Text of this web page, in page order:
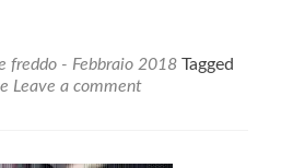
freddo - Febbraio 2018 Tagged
Leave a comment